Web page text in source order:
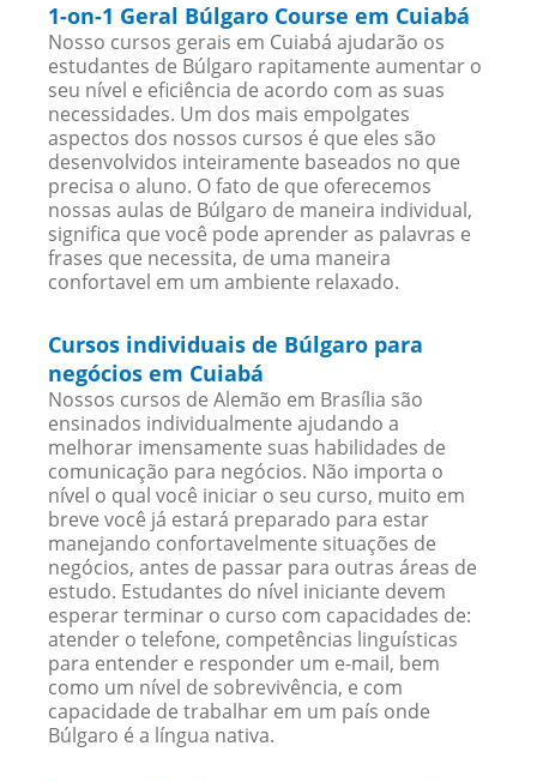
1-on-1 Geral Búlgaro Course em Cuiabá
Nosso cursos gerais em Cuiabá ajudarão os
estudantes de Búlgaro rapitamente aumentar o
seu nível e eficiência de acordo com as suas
necessidades. Um dos mais empolgates
aspectos dos nossos cursos é que eles são
desenvolvidos inteiramente baseados no que
precisa o aluno. O fato de que oferecemos
nossas aulas de Búlgaro de maneira individual,
significa que você pode aprender as palavras e
frases que necessita, de uma maneira
confortavel em um ambiente relaxado.
Cursos individuais de Búlgaro para
negócios em Cuiabá
Nossos cursos de Alemão em Brasília são
ensinados individualmente ajudando a
melhorar imensamente suas habilidades de
comunicação para negócios. Não importa o
nível o qual você iniciar o seu curso, muito em
breve você já estará preparado para estar
manejando confortavelmente situações de
negócios, antes de passar para outras áreas de
estudo. Estudantes do nível iniciante devem
esperar terminar o curso com capacidades de:
atender o telefone, competências linguísticas
para entender e responder um e-mail, bem
como um nível de sobrevivência, e com
capacidade de trabalhar em um país onde
Búlgaro é a língua nativa.